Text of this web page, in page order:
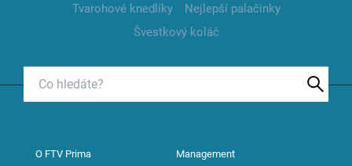
Tvarohové knedlíky
Nejlepší palačinky
Švestkový koláč
O FTV Prima Management